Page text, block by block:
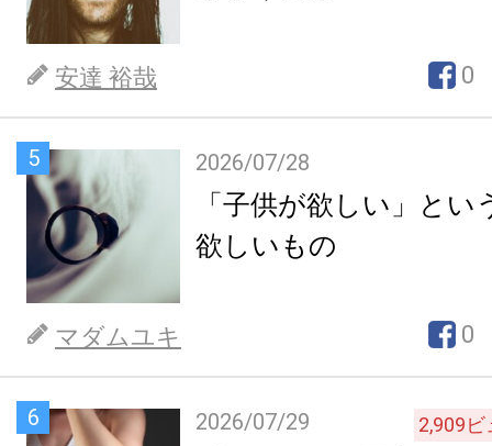
安達 裕哉 0
5 2026/07/28
「子供が欲しい」とい
欲しいもの
マダムユキ 0
6 2026/07/29 2,909ビ